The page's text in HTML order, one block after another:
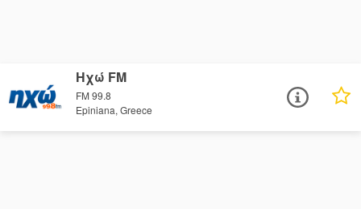
Ηχώ FM
FM 99.8
Epiniana, Greece